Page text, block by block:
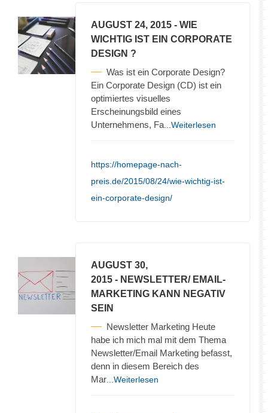
AUGUST 24, 2015 - WIE
WICHTIG IST EIN CORPORATE
DESIGN ?
Was ist ein Corporate Design?
Ein Corporate Design (CD) ist ein
optimiertes visuelles
Erscheinungsbild eines
Unternehmens, Fa ...Weiterlesen
https://homepage-nach-
preis.de/2015/08/24/wie-wichtig-ist-
ein-corporate-design/
AUGUST 30,
2015 - NEWSLETTER/ EMAIL-
MARKETING KANN NEGATIV
SEIN
Newsletter Marketing Heute
habe ich mich mal mit dem Thema
Newsletter/Email Marketing befasst,
denn in diesem Bereich des
Mar ...Weiterlesen